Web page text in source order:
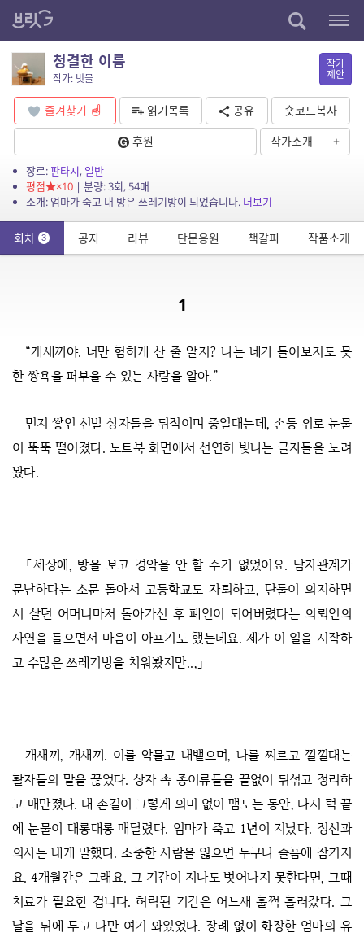
청결한 이름
작가: 빗물
작가
제안
즐겨찾기 읽기목록 공유
숏코드복사
후원
작가소개 +
장르:판타지, 일반
평점
×10| 분량: 3회, 54매
소개: 엄마가 죽고 내 방은 쓰레기방이 되었습니다. 더보기
회차 3 공지 리뷰 단문응원 책갈피 작품소개
1
“개새끼야. 너만 험하게 산 줄 알지? 나는 네가 들어보지도 못
한 쌍욕을 퍼부을 수 있는 사람을 알아.”
먼지 쌓인 신발 상자들을 뒤적이며 중얼대는데, 손등 위로 눈물
이 뚝뚝 떨어졌다. 노트북 화면에서 선연히 빛나는 글자들을 노려
봤다.
「세상에, 방을 보고 경악을 안 할 수가 없었어요. 남자관계가
문난하다는 소문 돌아서 고등학교도 자퇴하고, 단둘이 의지하면
서 살던 어머니마저 돌아가신 후 폐인이 되어버렸다는 의뢰인의
사연을 들으면서 마음이 아프기도 했는데요. 제가 이 일을 시작하
고 수많은 쓰레기방을 치워봤지만..,」
개새끼, 개새끼. 이를 악물고 내뱉으며, 나를 찌르고 낄낄대는
활자들의 말을 끊었다. 상자 속 종이류들을 끝없이 뒤섞고 정리하
고 매만졌다. 내 손길이 그렇게 의미 없이 맴도는 동안, 다시 턱 끝
에 눈물이 대롱대롱 매달렸다. 엄마가 죽고 1년이 지났다. 정신과
의사는 내게 말했다. 소중한 사람을 잃으면 누구나 슬픔에 잠기지
요. 4개월간은 그래요. 그 기간이 지나도 벗어나지 못한다면, 그때
치료가 필요한 겁니다. 허락된 기간은 어느새 훌쩍 흘러갔다. 그
날을 뒤에 두고 나만 여기 와있었다. 장례 없이 화장한 엄마의 유